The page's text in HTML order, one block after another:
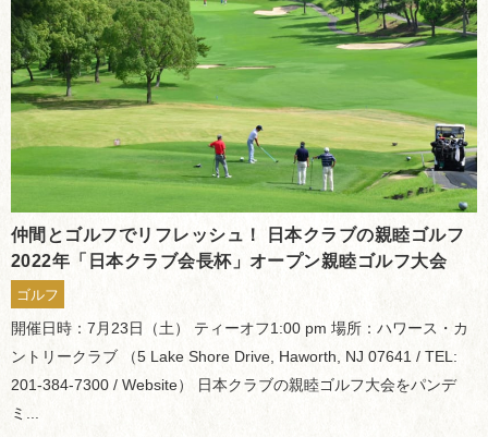
仲間とゴルフでリフレッシュ！ 日本クラブの親睦ゴルフ
2022年「日本クラブ会長杯」オープン親睦ゴルフ大会
ゴルフ
開催日時：7月23日（土） ティーオフ1:00 pm 場所：ハワース・カ
ントリークラブ （5 Lake Shore Drive, Haworth, NJ 07641 / TEL:
201-384-7300 / Website） 日本クラブの親睦ゴルフ大会をパンデ
ミ...